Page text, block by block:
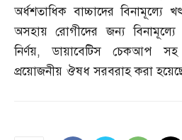
অর্ধশতাধিক বাচ্চাদের বিনামূল্যে
অসহায় রোগীদের জন্য বিনামূল্যে
নির্ণয়,ডায়াবেটিস চেকআপ সহ
প্রয়োজনীয় ঔষধ সরবরাহ করা